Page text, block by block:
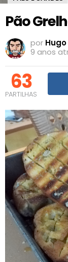
Pão
por Hugo
9 anos
63
PARTILHAS